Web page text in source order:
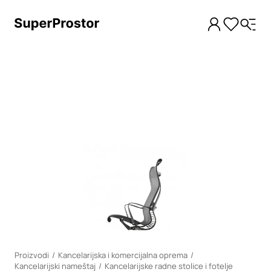
Proizvodi
Kancelarijska i komercijalna oprema
Kancelarijski nameštaj
Kancelarijske radne stolice i fotelje